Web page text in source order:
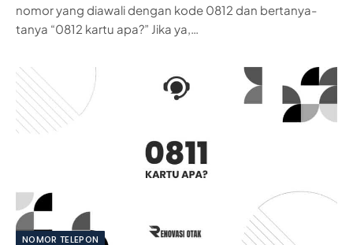
nomor yang diawali dengan kode 0812 dan bertanya-
tanya “0812 kartu apa?” Jika ya,…
NOMOR TELEPON